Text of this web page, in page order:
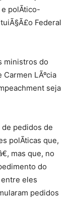
polÃ­tico-
Federal
ministros do
LÃºcia
seja
pedidos de
polÃ­ticas que,
mas que, no
do
entre eles
pedidos